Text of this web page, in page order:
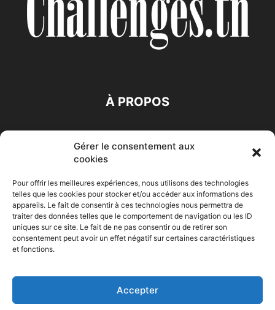
Gérer le consentement aux
cookies
Pour offrir les meilleures expériences, nous utilisons des technologies
telles que les cookies pour stocker et/ou accéder aux informations des
appareils. Le fait de consentir à ces technologies nous permettra de
traiter des données telles que le comportement de navigation ou les ID
uniques sur ce site. Le fait de ne pas consentir ou de retirer son
consentement peut avoir un effet négatif sur certaines caractéristiques
et fonctions.
Accepter
À PROPOS
Accueil Economie Entreprises Entrepreneur
Maghreb
© Challenges.tn By AAKOM.DIGITAL